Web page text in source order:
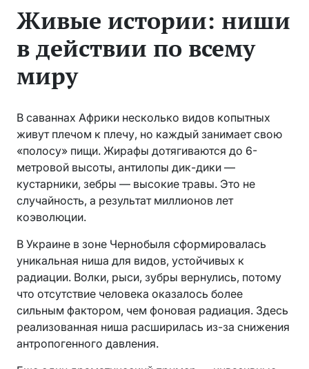
Живые истории: ниши
в действии по всему
миру
В саваннах Африки несколько видов копытных
живут плечом к плечу, но каждый занимает свою
«полосу» пищи. Жирафы дотягиваются до 6-
метровой высоты, антилопы дик-дики —
кустарники, зебры — высокие травы. Это не
случайность, а результат миллионов лет
коэволюции.
В Украине в зоне Чернобыля сформировалась
уникальная ниша для видов, устойчивых к
радиации. Волки, рыси, зубры вернулись, потому
что отсутствие человека оказалось более
сильным фактором, чем фоновая радиация. Здесь
реализованная ниша расширилась из-за снижения
антропогенного давления.